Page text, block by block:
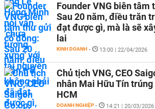
Founder VNG biên tâm
Sau 20 năm, điều trăn
đạt được gì, mà là sẽ
lai
KINH DOANH - 13:00 | 22/04/2026
Chủ tịch VNG, CEO
nhân Mai Hữu Tín trúng
HCM
DOANH NGHIỆP - 14:21 | 20/03/2026